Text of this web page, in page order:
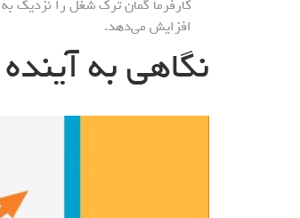
افزایش می‌دهد.
نگاهی به آینده